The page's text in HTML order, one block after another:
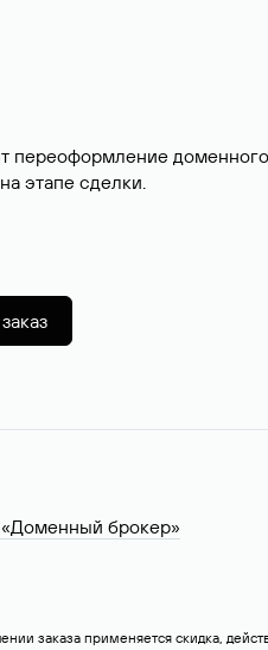
этапе сделки.
«Доменный брокер»
заказа применяется скидка,